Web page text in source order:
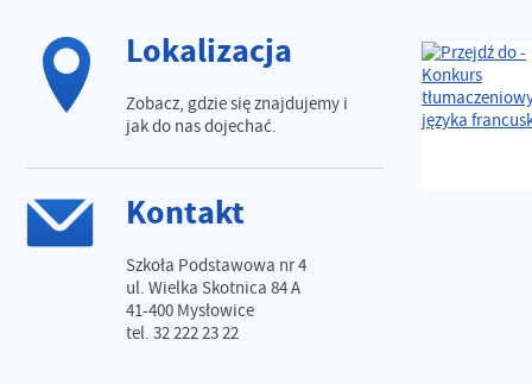
Lokalizacja
Zobacz, gdzie się znajdujemy i
jak do nas dojechać.
Kontakt
Szkoła Podstawowa nr 4
ul. Wielka Skotnica 84 A
41-400 Mysłowice
tel. 32 222 23 22